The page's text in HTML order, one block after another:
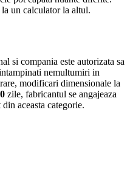
un calculator la altul.
si compania este autorizata sa
nemultumiri in
modificari dimensionale la
zile, fabricantul se angajeaza
aceasta categorie.